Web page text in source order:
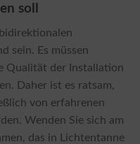
soll
sein. Es müssen
Qualität der Installation
Daher ist es ratsam,
von erfahrenen
Wenden Sie sich am
das in Lichtentanne